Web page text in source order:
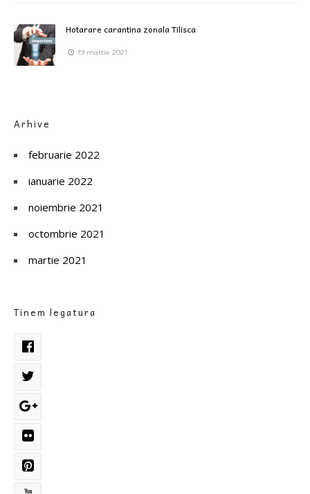
Hotarare carantina zonala Tilisca
19 martie 2021
Arhive
februarie 2022
ianuarie 2022
noiembrie 2021
octombrie 2021
martie 2021
Tinem legatura